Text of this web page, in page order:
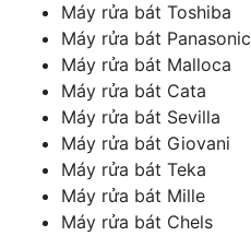
Máy rửa bát Toshiba
Máy rửa bát Panasonic
Máy rửa bát Malloca
Máy rửa bát Cata
Máy rửa bát Sevilla
Máy rửa bát Giovani
Máy rửa bát Teka
Máy rửa bát Mille
Máy rửa bát Chels